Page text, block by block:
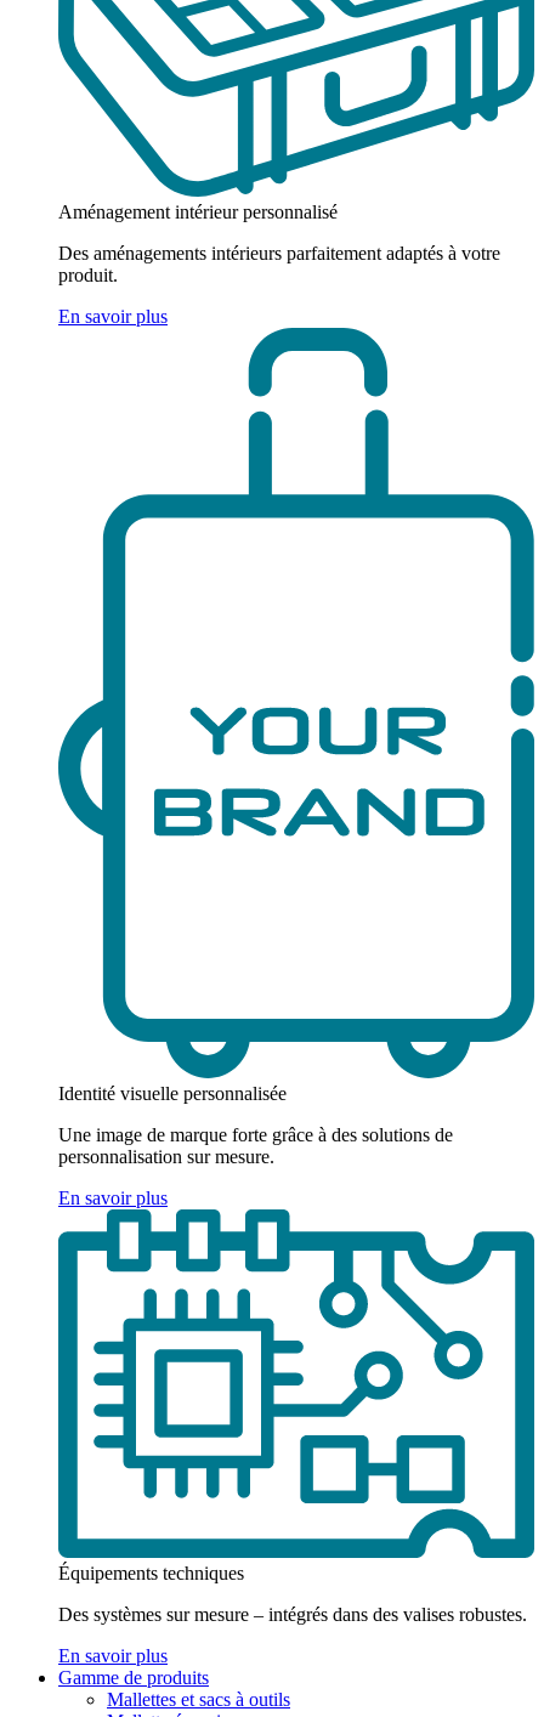
Aménagement intérieur personnalisé
Des aménagements intérieurs parfaitement adaptés à votre
produit.
En savoir plus
Identité visuelle personnalisée
Une image de marque forte grâce à des solutions de
personnalisation sur mesure.
En savoir plus
Équipements techniques
Des systèmes sur mesure – intégrés dans des valises robustes.
En savoir plus
Gamme de produits
Mallettes et sacs à outils